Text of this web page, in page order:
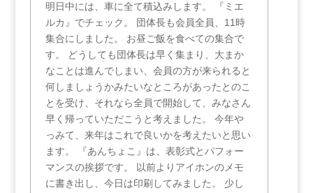
明日中には、車に全て積込みします。 『ミエ
ルカ』でチェック。 団体長も会員全員、11時
集合にしました。 お昼ご飯を食べての集合で
す。 どうしても団体長は早く集まり、大まか
なことは進んでしまい、会員の方が来られると
何しましょうかみたいなところがあったとのこ
とを受け、それなら全員で開始して、みなさん
早く帰っていただこうと考えました。 今年や
っみて、来年はこれで良いかを考えたいと思い
ます。 『あんちょこ』は、表彰式とパフォー
マンスの挨拶です。 以前よりアイホンのメモ
に書き出し、今日は印刷してみました。 少し